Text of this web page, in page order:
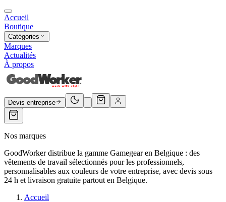
Accueil
Boutique
Catégories
Marques
Actualités
À propos
Devis entreprise
Nos marques
GoodWorker distribue la gamme Gamegear en Belgique : des
vêtements de travail sélectionnés pour les professionnels,
personnalisables aux couleurs de votre entreprise, avec devis sous
24 h et livraison gratuite partout en Belgique.
Accueil